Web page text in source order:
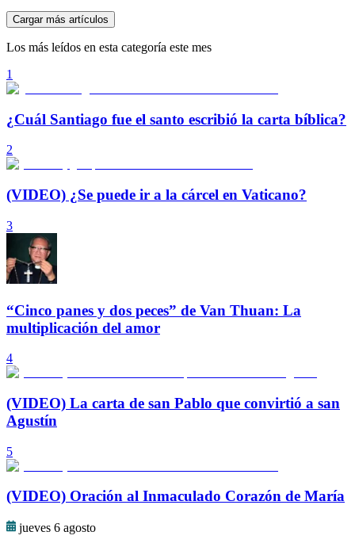
Cargar más artículos
Los más leídos en esta categoría este mes
1
¿Cuál Santiago fue el santo escribió la carta bíblica?
2
(VIDEO) ¿Se puede ir a la cárcel en Vaticano?
3
“Cinco panes y dos peces” de Van Thuan: La
multiplicación del amor
4
(VIDEO) La carta de san Pablo que convirtió a san
Agustín
5
(VIDEO) Oración al Inmaculado Corazón de María
jueves 6 agosto